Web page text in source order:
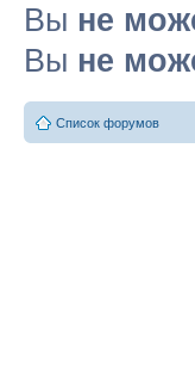
Вы не
Вы не
Список форумов